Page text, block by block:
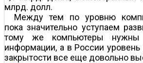
млрд. долл.
Между тем по уровню
пока значительно уступаем
тому же компьютеры нужны
информации, а в России
закрытости все еще довольно